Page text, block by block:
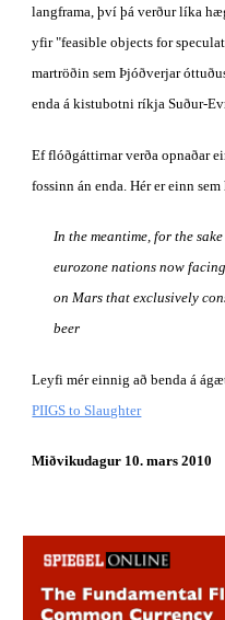
langframa, því þá verður líka
yfir "feasible objects for
martröðin sem Þjóðverjar
enda á kistubotni ríkja Suður-
Ef flóðgáttirnar verða opnaðar
fossinn án enda. Hér er einn
In the meantime, for the
eurozone nations now
on Mars that exclusively
beer
Leyfi mér einnig að benda á
PIIGS to Slaughter
Miðvikudagur 10. mars 2010